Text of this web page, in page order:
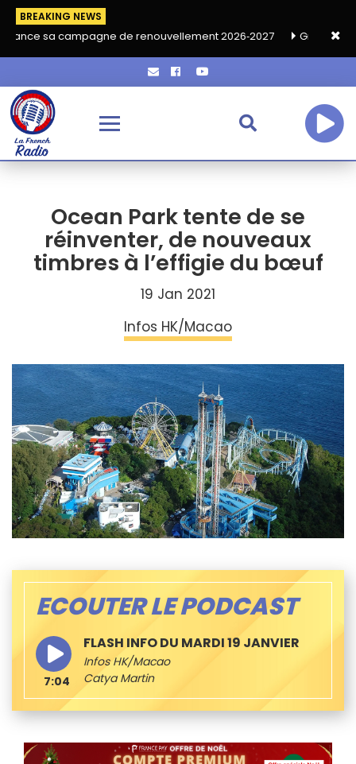
BREAKING NEWS
de renouvellement 2026‑2027 Grand café de rentrée
Ocean Park tente de se
réinventer, de nouveaux
timbres à l’effigie du bœuf
19 Jan 2021
Infos HK/Macao
ECOUTER LE PODCAST
FLASH INFO DU MARDI 19 JANVIER
Infos HK/Macao
Catya Martin
7:04